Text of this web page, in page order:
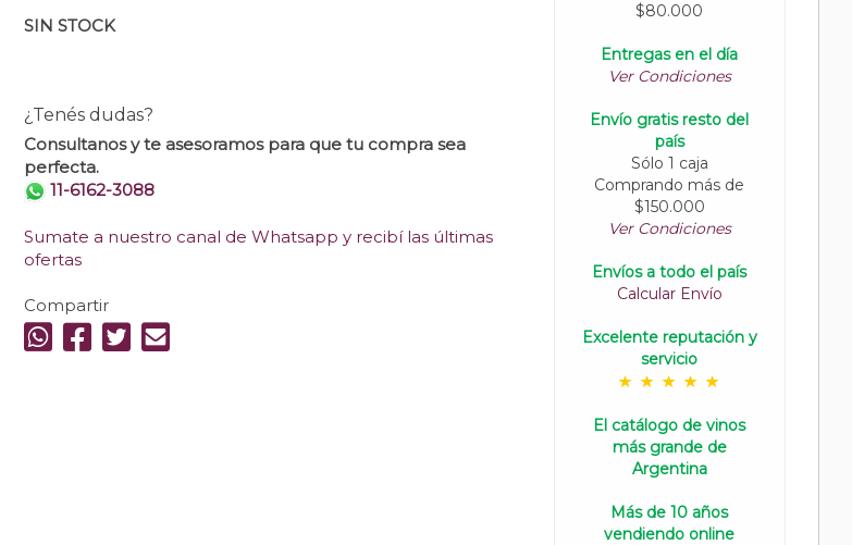
SIN STOCK
¿Tenés dudas?
Consultanos y te asesoramos para que tu compra sea
perfecta.
11-6162-3088
Sumate a nuestro canal de Whatsapp y recibí las últimas
ofertas
Compartir
$80.000
Entregas en el día
Ver Condiciones
Envío gratis resto del
país
Sólo 1 caja
Comprando más de
$150.000
Ver Condiciones
Envíos a todo el país
Calcular Envío
Excelente reputación y
servicio
El catálogo de vinos
más grande de
Argentina
Más de 10 años
vendiendo online